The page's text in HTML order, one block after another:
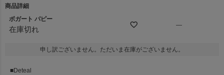
商品詳細
ボガート パピー
在庫切れ
—
申し訳ございません。ただいま在庫がございません。
■Deteal